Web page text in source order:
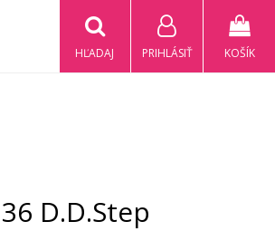
KOŠÍK
PRIHLÁSIŤ
HĽADAJ
D.D.Step